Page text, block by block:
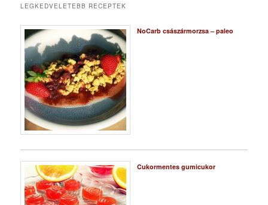
LEGKEDVELETEBB RECEPTEK
NoCarb császármorzsa – paleo
Cukormentes gumicukor